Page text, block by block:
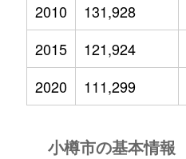
2010
131,928
2015
121,924
2020
111,299